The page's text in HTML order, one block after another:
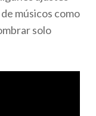
músicos como
solo